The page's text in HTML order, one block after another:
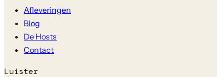
Afleveringen
Blog
De Hosts
Contact
Luister